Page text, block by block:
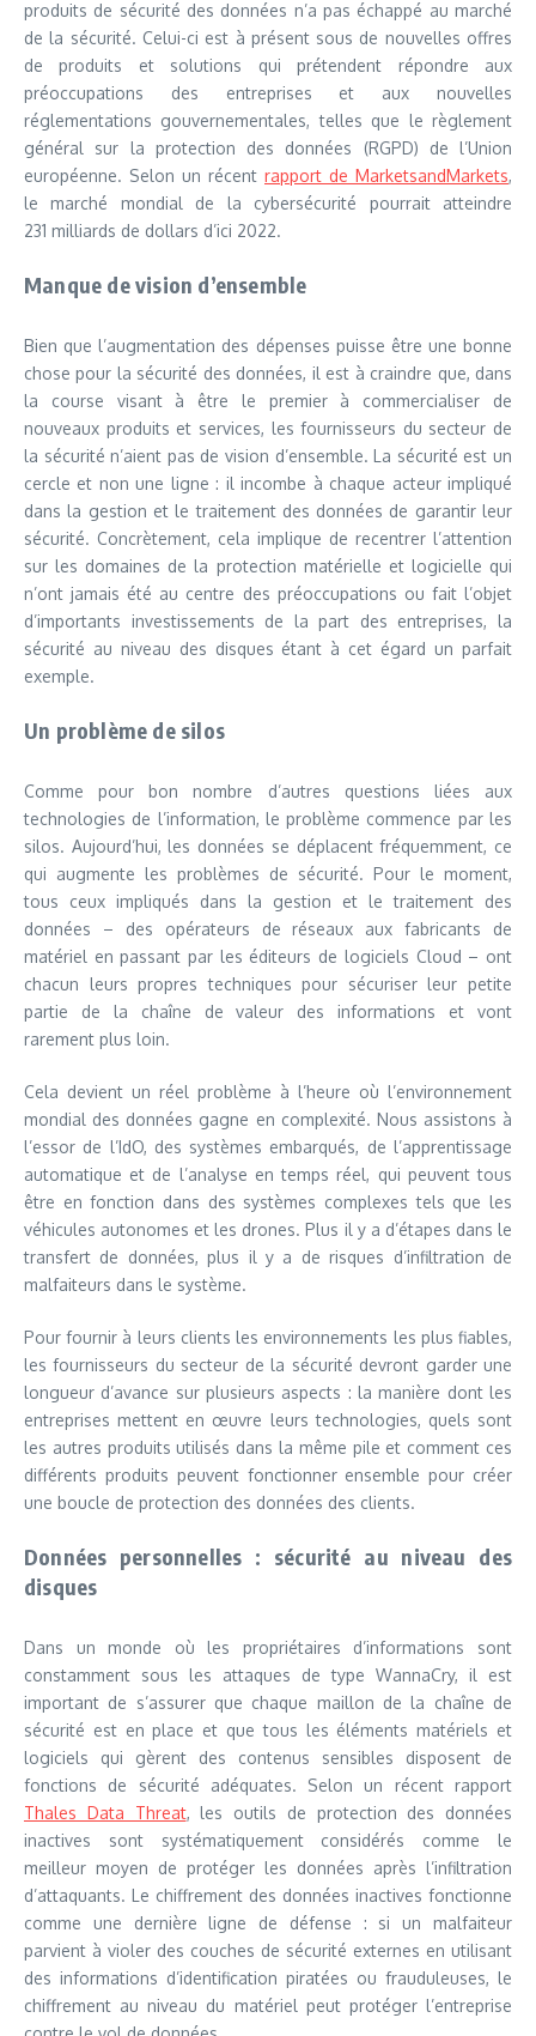
produits de sécurité des données n’a pas échappé au marché
de la sécurité. Celui-ci est à présent sous de nouvelles offres
de produits et solutions qui prétendent répondre aux
préoccupations des entreprises et aux nouvelles
réglementations gouvernementales, telles que le règlement
général sur la protection des données (RGPD) de l’Union
européenne. Selon un récent rapport de MarketsandMarkets,
le marché mondial de la cybersécurité pourrait atteindre
231 milliards de dollars d’ici 2022.
Manque de vision d’ensemble
Bien que l’augmentation des dépenses puisse être une bonne
chose pour la sécurité des données, il est à craindre que, dans
la course visant à être le premier à commercialiser de
nouveaux produits et services, les fournisseurs du secteur de
la sécurité n’aient pas de vision d’ensemble. La sécurité est un
cercle et non une ligne : il incombe à chaque acteur impliqué
dans la gestion et le traitement des données de garantir leur
sécurité. Concrètement, cela implique de recentrer l’attention
sur les domaines de la protection matérielle et logicielle qui
n’ont jamais été au centre des préoccupations ou fait l’objet
d’importants investissements de la part des entreprises, la
sécurité au niveau des disques étant à cet égard un parfait
exemple.
Un problème de silos
Comme pour bon nombre d’autres questions liées aux
technologies de l’information, le problème commence par les
silos. Aujourd’hui, les données se déplacent fréquemment, ce
qui augmente les problèmes de sécurité. Pour le moment,
tous ceux impliqués dans la gestion et le traitement des
données – des opérateurs de réseaux aux fabricants de
matériel en passant par les éditeurs de logiciels Cloud – ont
chacun leurs propres techniques pour sécuriser leur petite
partie de la chaîne de valeur des informations et vont
rarement plus loin.
Cela devient un réel problème à l’heure où l’environnement
mondial des données gagne en complexité. Nous assistons à
l’essor de l’IdO, des systèmes embarqués, de l’apprentissage
automatique et de l’analyse en temps réel, qui peuvent tous
être en fonction dans des systèmes complexes tels que les
véhicules autonomes et les drones. Plus il y a d’étapes dans le
transfert de données, plus il y a de risques d’infiltration de
malfaiteurs dans le système.
Pour fournir à leurs clients les environnements les plus fiables,
les fournisseurs du secteur de la sécurité devront garder une
longueur d’avance sur plusieurs aspects : la manière dont les
entreprises mettent en œuvre leurs technologies, quels sont
les autres produits utilisés dans la même pile et comment ces
différents produits peuvent fonctionner ensemble pour créer
une boucle de protection des données des clients.
Données personnelles : sécurité au niveau des
disques
Dans un monde où les propriétaires d’informations sont
constamment sous les attaques de type WannaCry, il est
important de s’assurer que chaque maillon de la chaîne de
sécurité est en place et que tous les éléments matériels et
logiciels qui gèrent des contenus sensibles disposent de
fonctions de sécurité adéquates. Selon un récent rapport
Thales Data Threat, les outils de protection des données
inactives sont systématiquement considérés comme le
meilleur moyen de protéger les données après l’infiltration
d’attaquants. Le chiffrement des données inactives fonctionne
comme une dernière ligne de défense : si un malfaiteur
parvient à violer des couches de sécurité externes en utilisant
des informations d’identification piratées ou frauduleuses, le
chiffrement au niveau du matériel peut protéger l’entreprise